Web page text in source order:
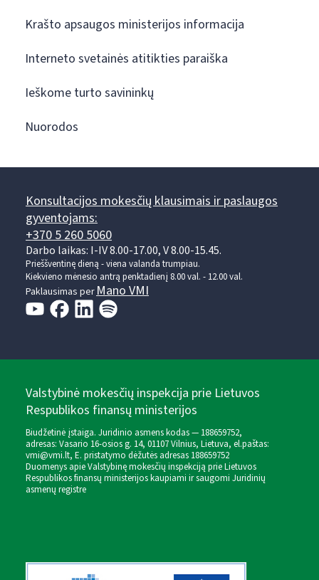
Krašto apsaugos ministerijos informacija
Interneto svetainės atitikties paraiška
Ieškome turto savininkų
Nuorodos
Konsultacijos mokesčių klausimais ir paslaugos
gyventojams:
+370 5 260 5060
Darbo laikas: I-IV 8.00-17.00, V 8.00-15.45.
Prieššventinę dieną - viena valanda trumpiau.
Kiekvieno mėnesio antrą penktadienį 8.00 val. - 12.00 val.
Paklausimas perMano VMI
Valstybinė mokesčių inspekcija prie Lietuvos
Respublikos finansų ministerijos
Biudžetinė įstaiga. Juridinio asmens kodas — 188659752,
adresas: Vasario 16-osios g. 14, 01107 Vilnius, Lietuva, el.paštas:
vmi@vmi.lt, E. pristatymo dėžutės adresas 188659752
Duomenys apie Valstybinę mokesčių inspekciją prie Lietuvos
Respublikos finansų ministerijos kaupiami ir saugomi Juridinių
asmenų registre